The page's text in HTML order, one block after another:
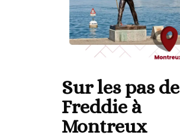
Sur les pas de
Freddie à
Montreux